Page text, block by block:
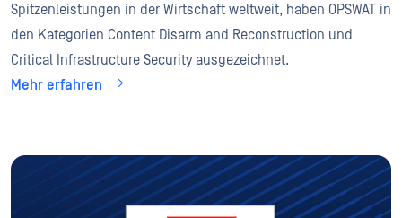
Spitzenleistungen in der Wirtschaft weltweit, haben OPSWAT in
den Kategorien Content Disarm and Reconstruction und
Critical Infrastructure Security ausgezeichnet.
Mehr erfahren